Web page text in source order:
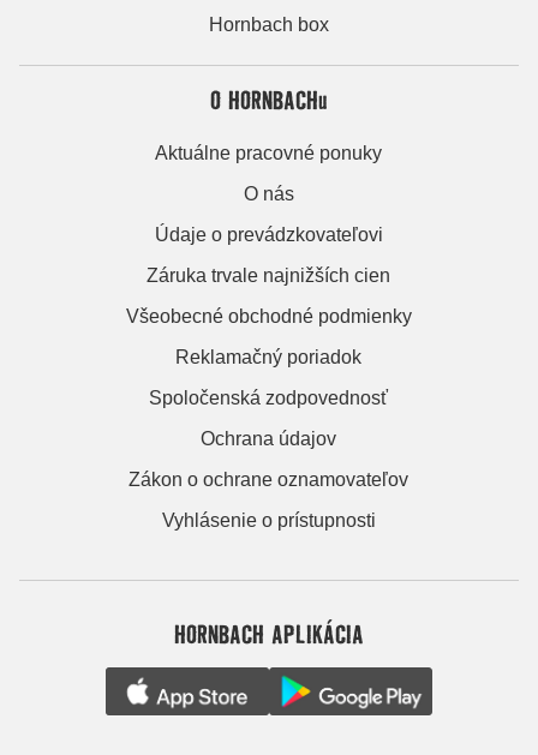
Hornbach box
O HORNBACHu
Aktuálne pracovné ponuky
O nás
Údaje o prevádzkovateľovi
Záruka trvale najnižších cien
Všeobecné obchodné podmienky
Reklamačný poriadok
Spoločenská zodpovednosť
Ochrana údajov
Zákon o ochrane oznamovateľov
Vyhlásenie o prístupnosti
HORNBACH APLIKÁCIA